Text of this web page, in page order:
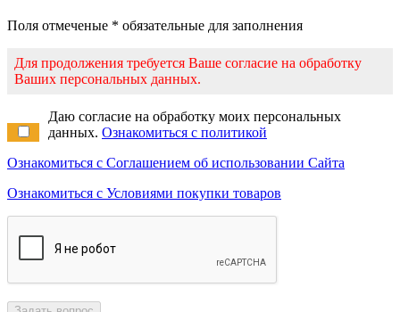
Поля отмеченые * обязательные для заполнения
Для продолжения требуется Ваше согласие на обработку
Ваших персональных данных.
Даю согласие на обработку моих персональных
данных. Ознакомиться с политикой
Ознакомиться с Соглашением об использовании Сайта
Ознакомиться с Условиями покупки товаров